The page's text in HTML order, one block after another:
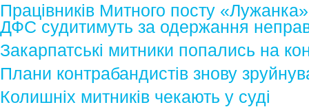
Працівників Митного посту
ДФС судитимуть за одержання
Закарпатські митники попались на
Плани контрабандистів знову
Колишніх митників чекають у суді